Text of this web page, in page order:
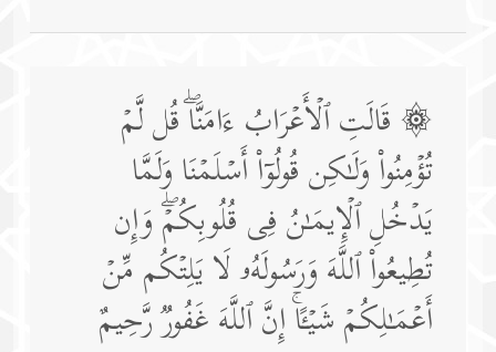
۞ قَالَتِ ٱلۡأَعۡرَابُ ءَامَنَّاۖ قُل لَّمۡ
تُؤۡمِنُوا۟ وَلَـٰكِن قُولُوۤا۟ أَسۡلَمۡنَا وَلَمَّا
یَدۡخُلِ ٱلۡإِیمَـٰنُ فِی قُلُوبِكُمۡۖ وَإِن
تُطِیعُوا۟ ٱللَّهَ وَرَسُولَهُۥ لَا یَلِتۡكُم مِّنۡ
أَعۡمَـٰلِكُمۡ شَیۡـًٔاۚ إِنَّ ٱللَّهَ غَفُورࣱ رَّحِیمٌ